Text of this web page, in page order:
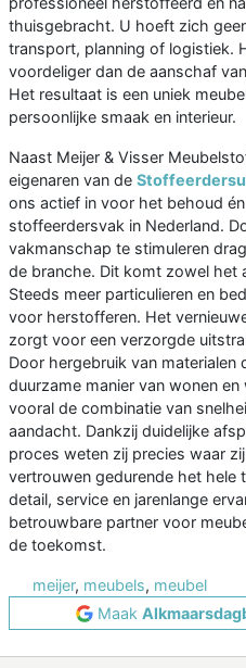
thuisgebracht. U hoeft zich
transport, planning of logistiek.
voordeliger dan de aanschaf
Het resultaat is een uniek
persoonlijke smaak en interieur.
Naast Meijer & Visser
eigenaren van de
ons actief in voor het behoud
stoffeerdersvak in Nederland.
vakmanschap te stimuleren
de branche. Dit komt zowel het
Steeds meer particulieren en
voor herstofferen. Het
zorgt voor een verzorgde
Door hergebruik van materialen
duurzame manier van wonen
vooral de combinatie van
aandacht. Dankzij duidelijke
proces weten zij precies waar
vertrouwen gedurende het hele
detail, service en jarenlange
betrouwbare partner voor
de toekomst.
meijer, meubels, meubel
Maak